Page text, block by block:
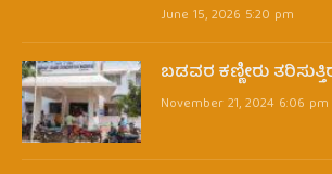
June 15, 2026 5:20 pm
ಬಡವರ ಕಣ್ಣೀರು
November 21, 2024 6:06 pm